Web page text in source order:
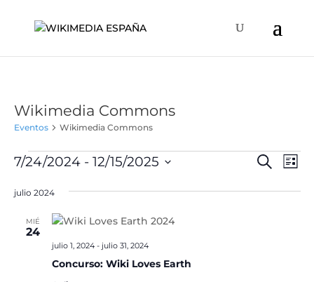
Wikimedia Commons
Eventos Wikimedia Commons
Eventos Buscar
de
Lista
7/24/2024 - 12/15/2025
la
julio 2024
MIÉ
24
Concurso: Wiki Loves Earth
julio 1, 2024- julio 31, 2024